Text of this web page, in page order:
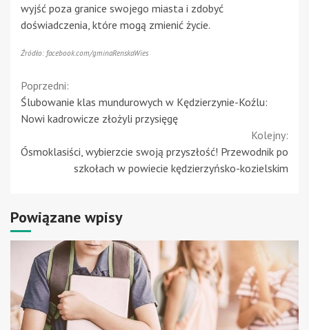
wyjść poza granice swojego miasta i zdobyć
doświadczenia, które mogą zmienić życie.
Źródło: facebook.com/gminaRenskaWies
Continue
Reading
Poprzedni:
Ślubowanie klas mundurowych w Kędzierzynie-Koźlu:
Nowi kadrowicze złożyli przysięgę
Kolejny:
Ósmoklasiści, wybierzcie swoją przyszłość! Przewodnik po
szkołach w powiecie kędzierzyńsko-kozielskim
Powiązane wpisy